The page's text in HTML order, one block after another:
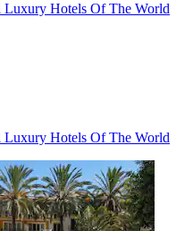
Luxury Hotels Of The World
Luxury Hotels Of The World